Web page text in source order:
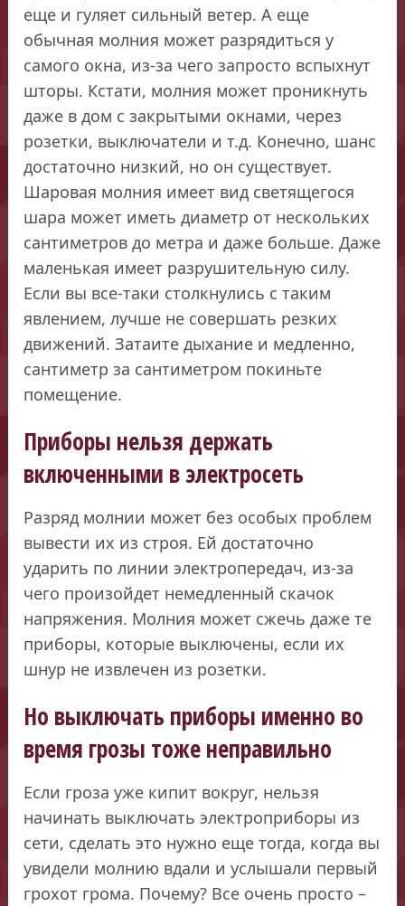
еще и гуляет сильный ветер. А еще
обычная молния может разрядиться у
самого окна, из-за чего запросто вспыхнут
шторы. Кстати, молния может проникнуть
даже в дом с закрытыми окнами, через
розетки, выключатели и т.д. Конечно, шанс
достаточно низкий, но он существует.
Шаровая молния имеет вид светящегося
шара может иметь диаметр от нескольких
сантиметров до метра и даже больше. Даже
маленькая имеет разрушительную силу.
Если вы все-таки столкнулись с таким
явлением, лучше не совершать резких
движений. Затаите дыхание и медленно,
сантиметр за сантиметром покиньте
помещение.
Приборы нельзя держать
включенными в электросеть
Разряд молнии может без особых проблем
вывести их из строя. Ей достаточно
ударить по линии электропередач, из-за
чего произойдет немедленный скачок
напряжения. Молния может сжечь даже те
приборы, которые выключены, если их
шнур не извлечен из розетки.
Но выключать приборы именно во
время грозы тоже неправильно
Если гроза уже кипит вокруг, нельзя
начинать выключать электроприборы из
сети, сделать это нужно еще тогда, когда вы
увидели молнию вдали и услышали первый
грохот грома. Почему? Все очень просто –